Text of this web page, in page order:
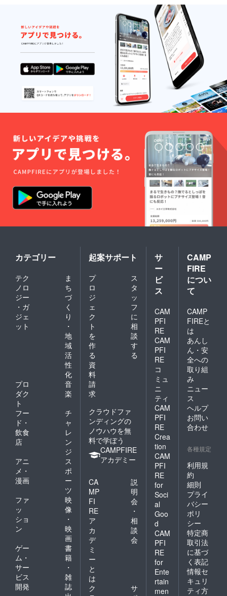
カテゴリー
テク
ノロ
ジー
・ガ
ジェ
ット
ま
ち
づ
く
り
・
地
域
活
性
化
プロ
ダク
ト
音
楽
フー
ド・
飲食
店
チ
ャ
レ
ン
ジ
アニ
メ・
漫画
ス
ポ
ー
ツ
ファ
ッ
ショ
ン
映
像
・
映
画
ゲー
ム・
サー
ビス
開発
書
籍
・
雑
誌
起案サポート
プ
ロ
ジ
ェ
ク
ト
を
作
る
ス
タ
ッ
フ
に
相
談
す
る
資
料
請
求
クラウドファ
ンディングの
ノウハウを無
料で学ぼう
CAMPFIRE
アカデミー
CA
MP
FI
RE
ア
カ
デ
ミ
ー
と
は
説
明
会
・
相
談
会
ク
サ
サ
ー
ビ
ス
CAM
PFI
RE
CAM
PFI
RE
コ
ミュ
ニ
ティ
CAM
PFI
RE
Crea
tion
CAM
PFI
RE
for
Soci
al
Goo
d
CAM
PFI
RE
for
Ente
rtain
men
CAMP
FIRE
につい
て
CAMP
FIREと
は
あんし
ん・安
全への
取り組
み
ニュー
ス
ヘルプ
お問い
合わせ
各種規定
利用規
約
細則
プライ
バシー
ポリ
シー
特定商
取引法
に基づ
く表記
情報セ
キュリ
ティ方